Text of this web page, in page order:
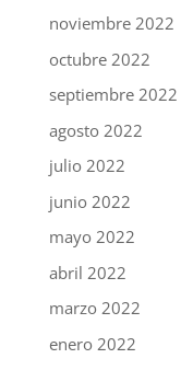
noviembre 2022
octubre 2022
septiembre 2022
agosto 2022
julio 2022
junio 2022
mayo 2022
abril 2022
marzo 2022
enero 2022